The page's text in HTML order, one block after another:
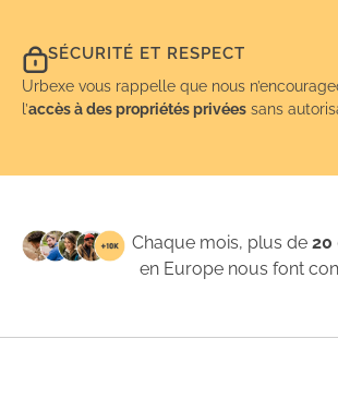
SÉCURITÉ ET RESPECT
Urbexe vous rappelle que nous
l’accès à des propriétés privées sans
Chaque mois, plus de20
en Europe nous font